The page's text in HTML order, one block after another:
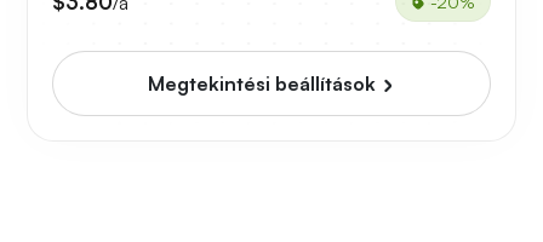
Megtekintési beállítások